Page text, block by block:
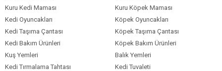
Formu
Tahıl Oranı
Gereksinim
Kuru Kedi Maması
Kuru Köpek Maması
Kedi Oyuncakları
Köpek Oyuncakları
Kedi Taşıma Çantası
Köpek Taşıma Çantası
Kedi Bakım Ürünleri
Köpek Bakım Ürünleri
Kuş Yemleri
Balık Yemleri
Kedi Tırmalama Tahtası
Kedi Tuvaleti